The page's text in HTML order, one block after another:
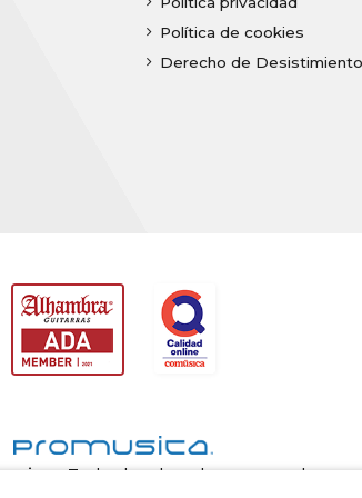
Política de cookies
Derecho de Desistimiento
· Todos los derechos reservados